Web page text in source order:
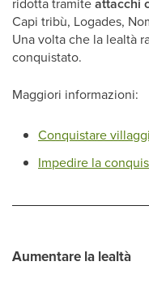
Capi tribù, Logades,
Una volta che la lealtà
conquistato.
Maggiori informazioni:
Conquistare villaggi
Impedire la
Aumentare la lealtà